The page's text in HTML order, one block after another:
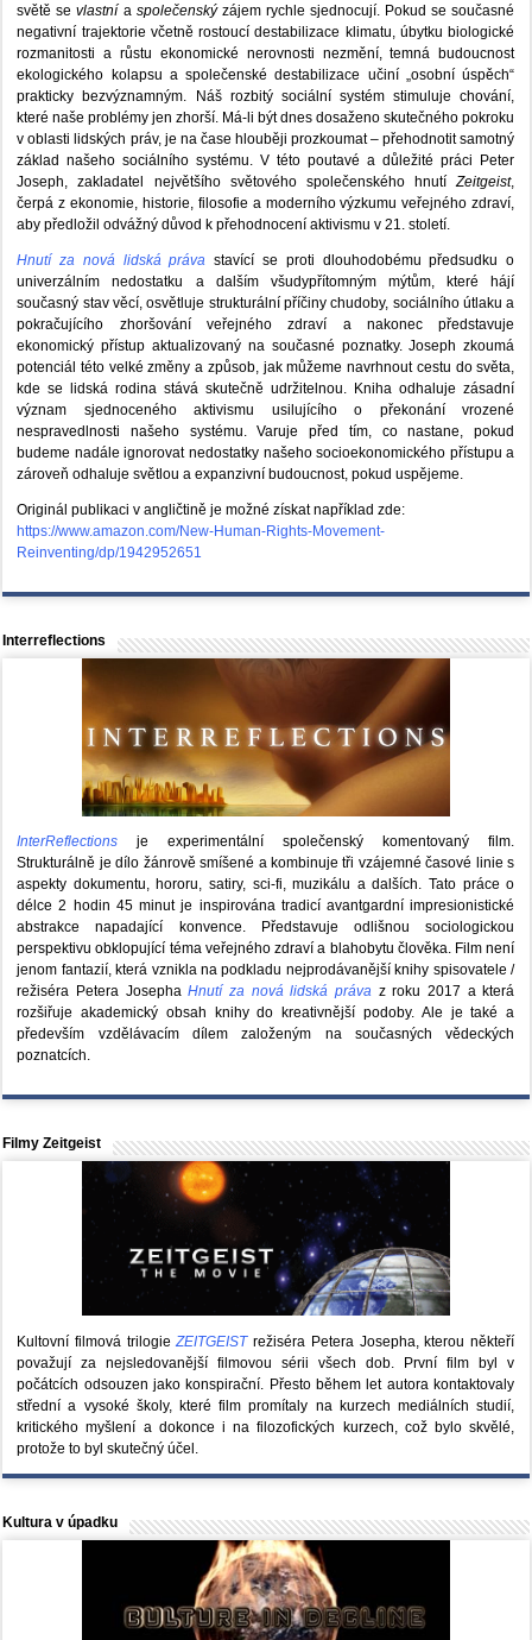
světě sevlastnía společenskýzájem rychle sjednocují. Pokud se současné
negativní trajektorie včetně rostoucí destabilizace klimatu, úbytku biologické
rozmanitosti a růstu ekonomické nerovnosti nezmění, temná budoucnost
ekologického kolapsu a společenské destabilizace učiní „osobní úspěch“
prakticky bezvýznamným. Náš rozbitý sociální systém stimuluje chování,
které naše problémy jen zhorší. Má-li být dnes dosaženo skutečného pokroku
v oblasti lidských práv, je na čase hlouběji prozkoumat – přehodnotit samotný
základ našeho sociálního systému. V této poutavé a důležité práci Peter
Joseph, zakladatel největšího světového společenského hnutíZeitgeist,
čerpá z ekonomie, historie, filosofie a moderního výzkumu veřejného zdraví,
aby předložil odvážný důvod k přehodnocení aktivismu v 21. století.
Hnutí za nová lidská práva stavící se proti dlouhodobému předsudku o
univerzálním nedostatku a dalším všudypřítomným mýtům, které hájí
současný stav věcí, osvětluje strukturální příčiny chudoby, sociálního útlaku a
pokračujícího zhoršování veřejného zdraví a nakonec představuje
ekonomický přístup aktualizovaný na současné poznatky. Joseph zkoumá
potenciál této velké změny a způsob, jak můžeme navrhnout cestu do světa,
kde se lidská rodina stává skutečně udržitelnou. Kniha odhaluje zásadní
význam sjednoceného aktivismu usilujícího o překonání vrozené
nespravedlnosti našeho systému. Varuje před tím, co nastane, pokud
budeme nadále ignorovat nedostatky našeho socioekonomického přístupu a
zároveň odhaluje světlou a expanzivní budoucnost, pokud uspějeme.
Originál publikaci v angličtině je možné získat například zde:
https://www.amazon.com/New-Human-Rights-Movement-
Reinventing/dp/1942952651
Interreflections
InterReflections je experimentální společenský komentovaný film.
Strukturálně je dílo žánrově smíšené a kombinuje tři vzájemné časové linie s
aspekty dokumentu, hororu, satiry, sci-fi, muzikálu a dalších. Tato práce o
délce 2 hodin 45 minut je inspirována tradicí avantgardní impresionistické
abstrakce napadající konvence. Představuje odlišnou sociologickou
perspektivu obklopující téma veřejného zdraví a blahobytu člověka. Film není
jenom fantazií, která vznikla na podkladu nejprodávanější knihy spisovatele /
režiséra Petera JosephaHnutí za nová lidská práva z roku 2017 a která
rozšiřuje akademický obsah knihy do kreativnější podoby. Ale je také a
především vzdělávacím dílem založeným na současných vědeckých
poznatcích.
Filmy Zeitgeist
Kultovní filmová trilogieZEITGEISTrežiséra Petera Josepha, kterou někteří
považují za nejsledovanější filmovou sérii všech dob. První film byl v
počátcích odsouzen jako konspirační. Přesto během let autora kontaktovaly
střední a vysoké školy, které film promítaly na kurzech mediálních studií,
kritického myšlení a dokonce i na filozofických kurzech, což bylo skvělé,
protože to byl skutečný účel.
Kultura v úpadku